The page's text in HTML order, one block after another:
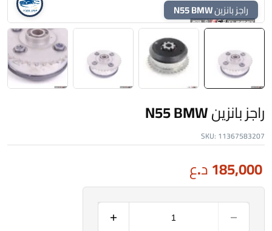
راجز بانزين N55 BMW
راجز بانزين N55 BMW
SKU: 11367583207
185,000د.ع